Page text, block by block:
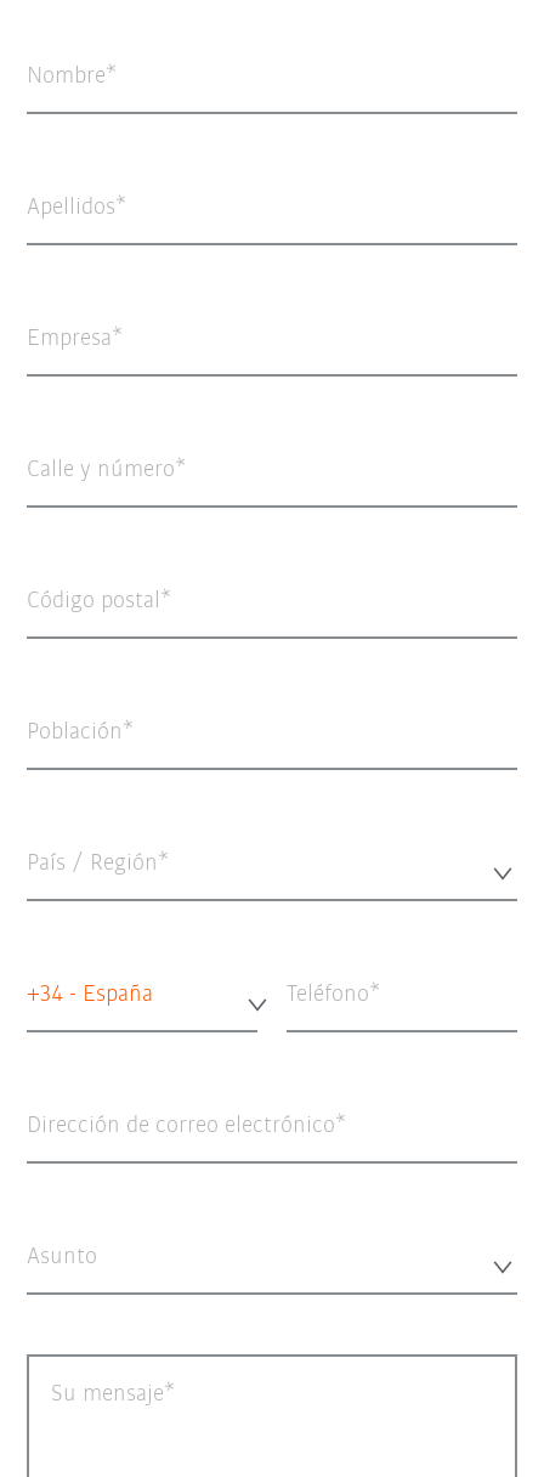
Nombre
Apellidos
Empresa
Calle y número
Código postal
Población
País / Región*
+34 - España Teléfono
Dirección de correo electrónico
Asunto
Su mensaje